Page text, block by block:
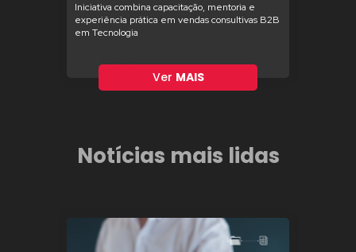
Iniciativa combina capacitação, mentoria e
experiência prática em vendas consultivas B2B
em Tecnologia
Ver MAIS
Notícias mais lidas